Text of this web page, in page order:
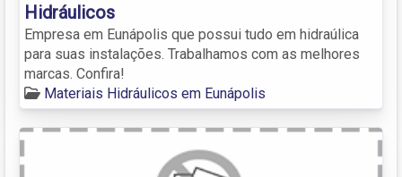
Hidráulicos
Empresa em Eunápolis que possui tudo em hidraúlica
para suas instalações. Trabalhamos com as melhores
marcas. Confira!
Materiais Hidráulicos em Eunápolis